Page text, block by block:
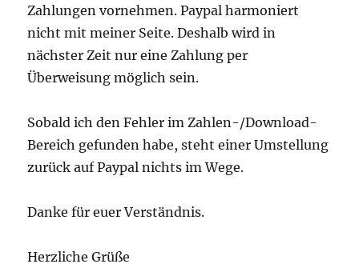
Zahlungen vornehmen. Paypal harmoniert
nicht mit meiner Seite. Deshalb wird in
nächster Zeit nur eine Zahlung per
Überweisung möglich sein.
Sobald ich den Fehler im Zahlen-/Download-
Bereich gefunden habe, steht einer Umstellung
zurück auf Paypal nichts im Wege.
Danke für euer Verständnis.
Herzliche Grüße